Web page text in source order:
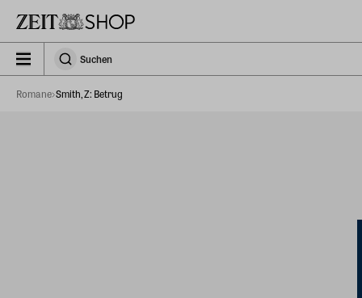
zeit_storefront.components.search.collapsed
SuchenSuchen
Romane Smith, Z: Betrug